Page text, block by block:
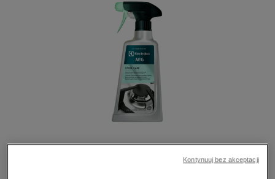
Dotknij, aby powiększyć.
Kontynuuj bez akceptacji